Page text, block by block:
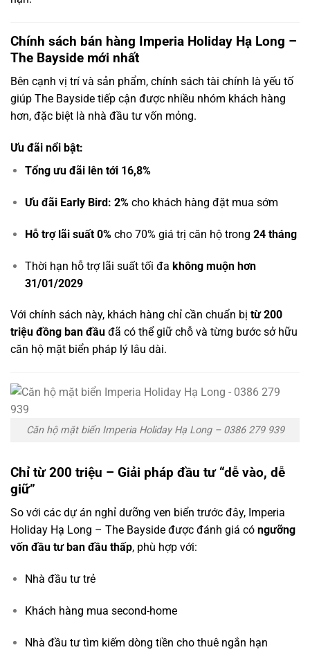
Chính sách bán hàng Imperia Holiday Hạ Long –
The Bayside mới nhất
Bên cạnh vị trí và sản phẩm, chính sách tài chính là yếu tố
giúp The Bayside tiếp cận được nhiều nhóm khách hàng
hơn, đặc biệt là nhà đầu tư vốn mỏng.
Ưu đãi nổi bật:
Tổng ưu đãi lên tới 16,8%
Ưu đãi Early Bird: 2%cho khách hàng đặt mua sớm
Hỗ trợ lãi suất 0%cho 70% giá trị căn hộ trong 24 tháng
Thời hạn hỗ trợ lãi suất tối đa không muộn hơn
31/01/2029
Với chính sách này, khách hàng chỉ cần chuẩn bị từ 200
triệu đồng ban đầu đã có thể giữ chỗ và từng bước sở hữu
căn hộ mặt biển pháp lý lâu dài.
Căn hộ mặt biển Imperia Holiday Hạ Long – 0386 279 939
Chỉ từ 200 triệu – Giải pháp đầu tư “dễ vào, dễ
giữ”
So với các dự án nghỉ dưỡng ven biển trước đây, Imperia
Holiday Hạ Long – The Bayside được đánh giá có ngưỡng
vốn đầu tư ban đầu thấp, phù hợp với:
Nhà đầu tư trẻ
Khách hàng mua second-home
Nhà đầu tư tìm kiếm dòng tiền cho thuê ngắn hạn